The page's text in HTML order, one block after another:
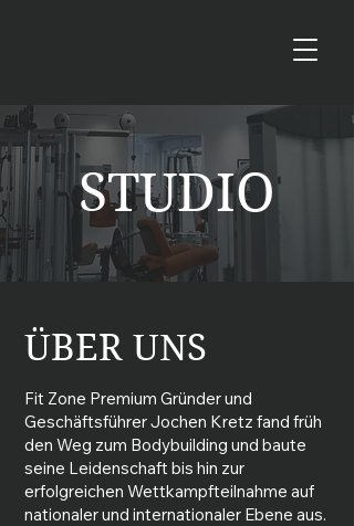
STUDIO
ÜBER UNS
Fit Zone Premium Gründer und
Geschäftsführer Jochen Kretz fand früh
den Weg zum Bodybuilding und baute
seine Leidenschaft bis hin zur
erfolgreichen Wettkampfteilnahme auf
nationaler und internationaler Ebene aus.